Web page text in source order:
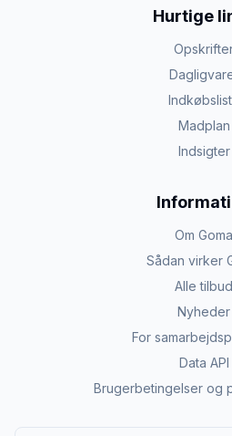
Hurtige
Madplan
Indsigter
Om Goma
Sådan virker
Alle tilbud
Nyheder
For
Data API
Brugerbetingelser og